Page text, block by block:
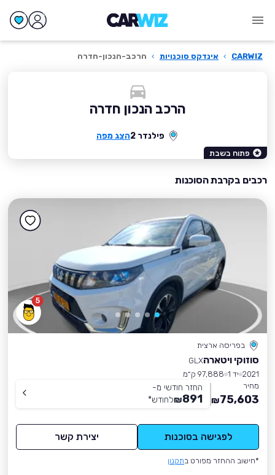
CARWIZ
› אינדקס סוכנויות › הרכב-הנכון-חדרה
הרכב הנכון חדרה
פילנדר 2 הצג מפה
פתוח בשבת
רכבים בקרבת הסוכנות
5
בפריסה ארצית
סוזוקי ויטארהGLX
2021 יד 1
97,888 ק״מ
מחיר
75,603
₪
החזר חודשי מ-
891
₪לחודש*
לפגישה בסוכנות יצירת קשר
*חישוב ההחזר מפורט בתקנון